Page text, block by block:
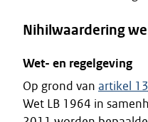
Nihilwaardering
Wet- en regelgeving
Op grond van artikel 13
Wet LB 1964 in